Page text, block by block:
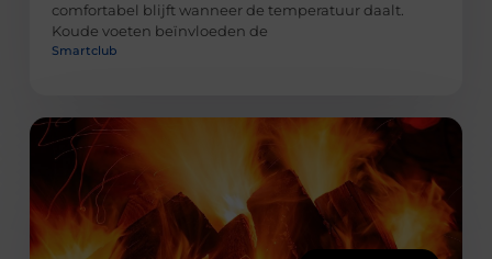
comfortabel blijft wanneer de temperatuur daalt.
Koude voeten beïnvloeden de
Smartclub